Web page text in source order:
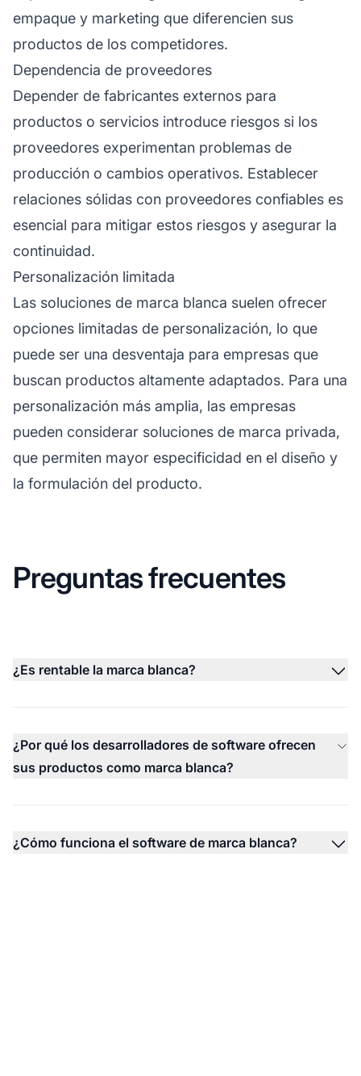
empaque y marketing que diferencien sus
productos de los competidores.
Dependencia de proveedores
Depender de fabricantes externos para
productos o servicios introduce riesgos si los
proveedores experimentan problemas de
producción o cambios operativos. Establecer
relaciones sólidas con proveedores confiables es
esencial para mitigar estos riesgos y asegurar la
continuidad.
Personalización limitada
Las soluciones de marca blanca suelen ofrecer
opciones limitadas de personalización, lo que
puede ser una desventaja para empresas que
buscan productos altamente adaptados. Para una
personalización más amplia, las empresas
pueden considerar soluciones de marca privada,
que permiten mayor especificidad en el diseño y
la formulación del producto.
Preguntas frecuentes
¿Es rentable la marca blanca?
¿Por qué los desarrolladores de software ofrecen
sus productos como marca blanca?
¿Cómo funciona el software de marca blanca?